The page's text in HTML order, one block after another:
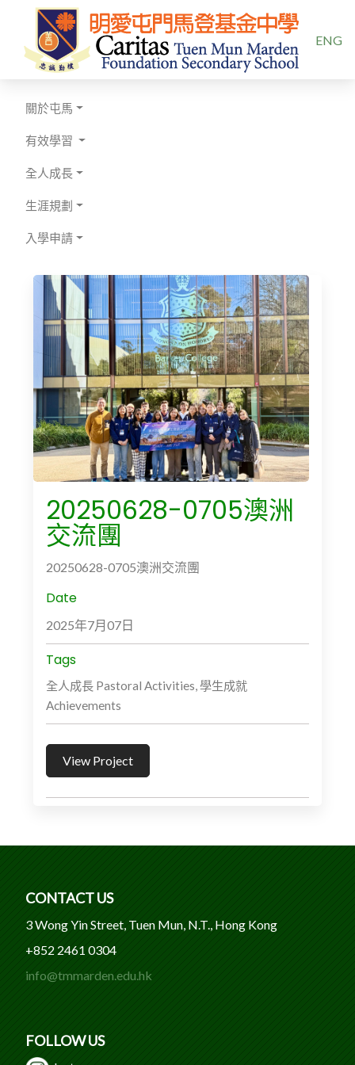
ENG
關於屯馬
有效學習
全人成長
生涯規劃
入學申請
20250628-0705澳洲
交流團
20250628-0705澳洲交流團
Date
2025年7月07日
Tags
全人成長 Pastoral Activities, 學生成就
Achievements
View Project
CONTACT US
3 Wong Yin Street, Tuen Mun, N.T., Hong Kong
+852 2461 0304
info@tmmarden.edu.hk
FOLLOW US